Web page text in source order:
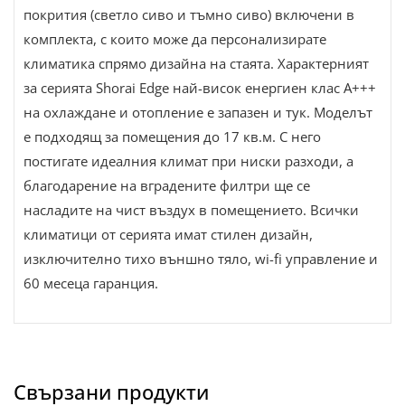
покрития (светло сиво и тъмно сиво) включени в
комплекта, с които може да персонализирате
климатика спрямо дизайна на стаята. Характерният
за серията Shorai Edge най-висок енергиен клас A+++
на охлаждане и отопление е запазен и тук. Моделът
е подходящ за помещения до 17 кв.м. С него
постигате идеалния климат при ниски разходи, а
благодарение на вградените филтри ще се
насладите на чист въздух в помещението. Всички
климатици от серията имат стилен дизайн,
изключително тихо външно тяло, wi-fi управление и
60 месеца гаранция.
Свързани продукти